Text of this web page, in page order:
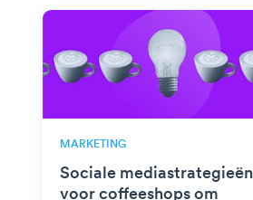
MARKETING
Sociale mediastrategieën
voor coffeeshops om